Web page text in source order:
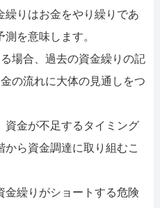
繰りはお金をやり繰りであ
を意味します。
場合、過去の資金繰りの記
の流れに大体の見通しをつ
資金が不足するタイミング
ら資金調達に取り組むこ
金繰りがショートする危険